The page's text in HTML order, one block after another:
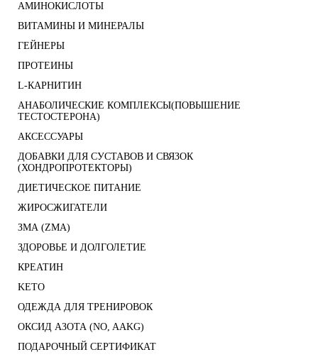
АМИНОКИСЛОТЫ
ВИТАМИНЫ И МИНЕРАЛЫ
ГЕЙНЕРЫ
ПРОТЕИНЫ
L-КАРНИТИН
АНАБОЛИЧЕСКИЕ КОМПЛЕКСЫ(ПОВЫШЕНИЕ
ТЕСТОСТЕРОНА)
АКСЕССУАРЫ
ДОБАВКИ ДЛЯ СУСТАВОВ И СВЯЗОК
(ХОНДРОПРОТЕКТОРЫ)
ДИЕТИЧЕСКОЕ ПИТАНИЕ
ЖИРОСЖИГАТЕЛИ
ЗМА (ZMA)
ЗДОРОВЬЕ И ДОЛГОЛЕТИЕ
КРЕАТИН
KETO
ОДЕЖДА ДЛЯ ТРЕНИРОВОК
ОКСИД АЗОТА (NO, AAKG)
ПОДАРОЧНЫЙ СЕРТИФИКАТ